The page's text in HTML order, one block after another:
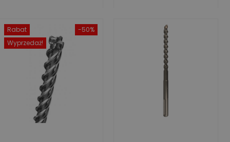
-50%
Rabat
Wyprzedaż!